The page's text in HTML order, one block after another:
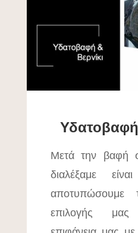
Υδατοβαφή
Μετά την βαφή
διαλέξαμε
αποτυπώσουμε
επιλογής